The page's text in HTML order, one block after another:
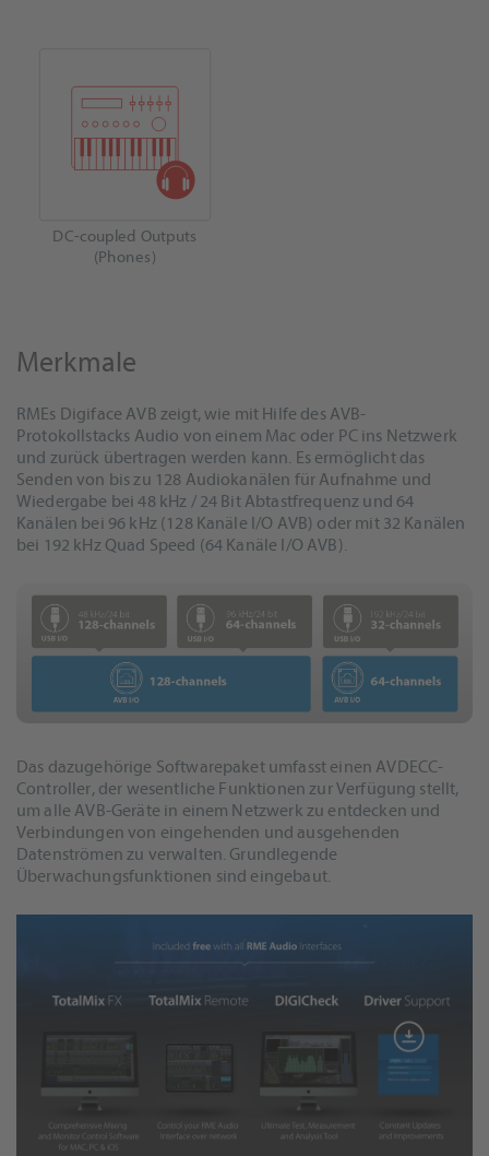
DC-coupled Outputs
(Phones)
Merkmale
RMEs Digiface AVB zeigt, wie mit Hilfe des AVB-
Protokollstacks Audio von einem Mac oder PC ins Netzwerk
und zurück übertragen werden kann. Es ermöglicht das
Senden von bis zu 128 Audiokanälen für Aufnahme und
Wiedergabe bei 48 kHz / 24 Bit Abtastfrequenz und 64
Kanälen bei 96 kHz (128 Kanäle I/O AVB) oder mit 32 Kanälen
bei 192 kHz Quad Speed (64 Kanäle I/O AVB).
Das dazugehörige Softwarepaket umfasst einen AVDECC-
Controller, der wesentliche Funktionen zur Verfügung stellt,
um alle AVB-Geräte in einem Netzwerk zu entdecken und
Verbindungen von eingehenden und ausgehenden
Datenströmen zu verwalten. Grundlegende
Überwachungsfunktionen sind eingebaut.